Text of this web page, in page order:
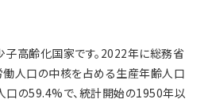
子高齢化国家です。2022年に総務省
働人口の中核を占める生産年齢人口
口の59.4%で、統計開始の1950年以